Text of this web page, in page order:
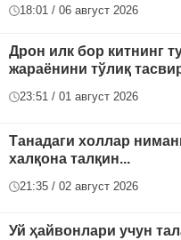
18:01 / 06 август 2026
Дрон илк бор китнинг
жараёнини тўлиқ
23:51 / 01 август 2026
Танадаги холлар
халқона талқин...
21:35 / 02 август 2026
Уй ҳайвонлари учун